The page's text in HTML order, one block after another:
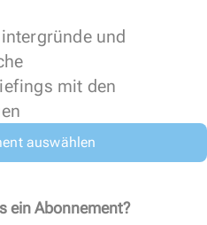
und
mit den
auswählen
ein Abonnement?